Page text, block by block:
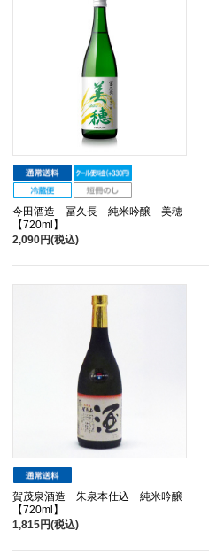
今田酒造 冨久長 純米吟醸 美穂
【720ml】
2,090円(税込)
賀茂泉酒造 朱泉本仕込 純米吟醸
【720ml】
1,815円(税込)